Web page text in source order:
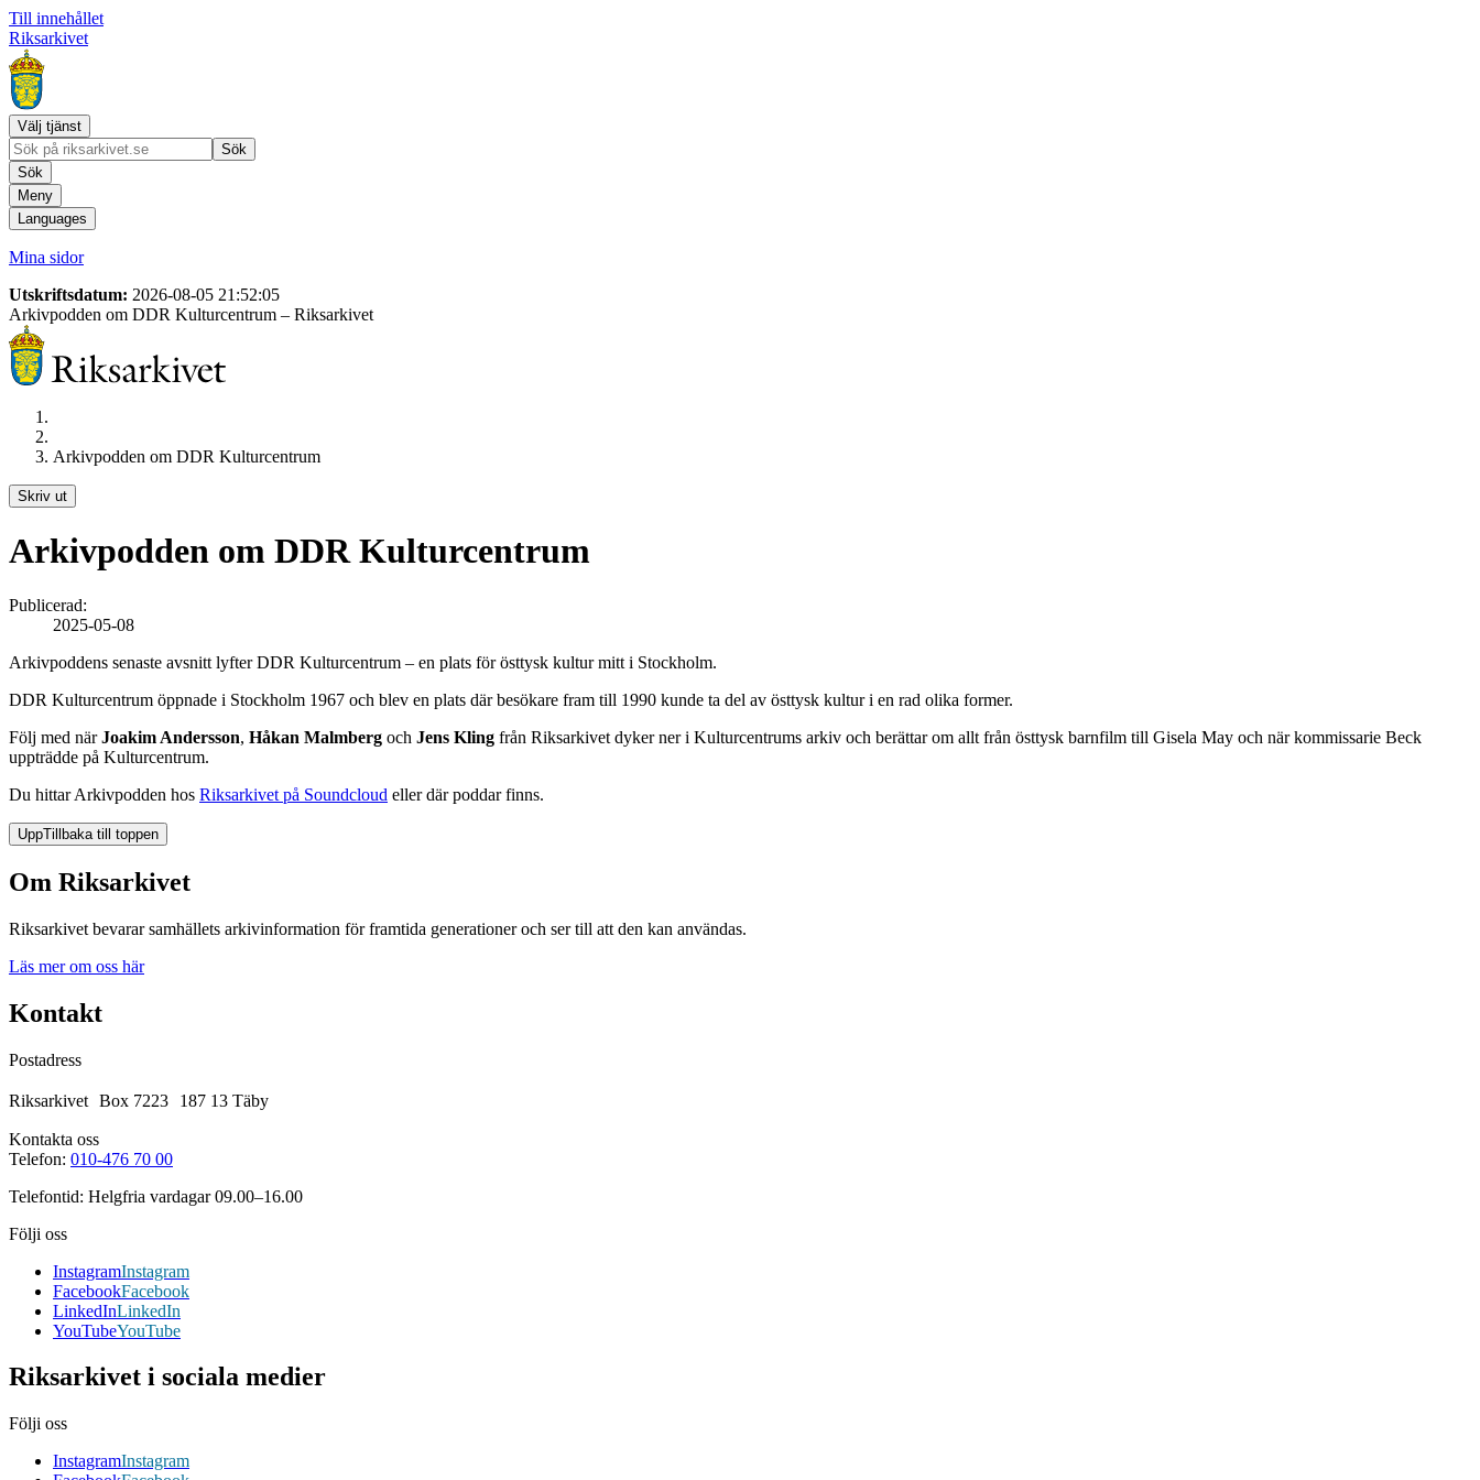
Till innehållet
Riksarkivet
Välj tjänst
Sök
Sök
Meny
Languages
Mina sidor
Utskriftsdatum: 2026-08-05 21:52:05
Arkivpodden om DDR Kulturcentrum – Riksarkivet
Arkivpodden om DDR Kulturcentrum
Skriv ut
Arkivpodden om DDR Kulturcentrum
Publicerad:
2025-05-08
Arkivpoddens senaste avsnitt lyfter DDR Kulturcentrum – en plats för östtysk kultur mitt i Stockholm.
DDR Kulturcentrum öppnade i Stockholm 1967 och blev en plats där besökare fram till 1990 kunde ta del av östtysk kultur i en rad olika former.
Följ med närJoakim Andersson, Håkan Malmberg och Jens Kling från Riksarkivet dyker ner i Kulturcentrums arkiv och berättar om allt från östtysk barnfilm till Gisela May och när kommissarie Beck
uppträdde på Kulturcentrum.
Du hittar Arkivpodden hos Riksarkivet på Soundcloud eller där poddar finns.
UppTillbaka till toppen
Om Riksarkivet
Riksarkivet bevarar samhällets arkivinformation för framtida generationer och ser till att den kan användas.
Läs mer om oss här
Kontakt
Postadress
Riksarkivet Box 7223 187 13 Täby
Kontakta oss
Telefon: 010-476 70 00
Telefontid: Helgfria vardagar 09.00–16.00
Följi oss
InstagramInstagram
FacebookFacebook
LinkedInLinkedIn
YouTubeYouTube
Riksarkivet i sociala medier
Följi oss
InstagramInstagram